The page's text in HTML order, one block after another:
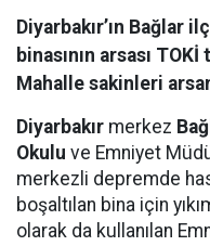
Diyarbakır’ın Bağlar
binasının arsası TOKİ
Mahalle sakinleri
Diyarbakır merkez
Okulu ve Emniyet
merkezli depremde
boşaltılan bina için
olarak da kullanılan